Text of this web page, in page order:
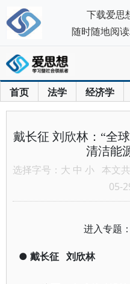
首页 法学 经济学
戴长征 刘欣林：“全
清洁能
选择字号： 大 中 小 本文
05-
进入专题：
● 戴长征 刘欣林
下载爱思
随时随地阅